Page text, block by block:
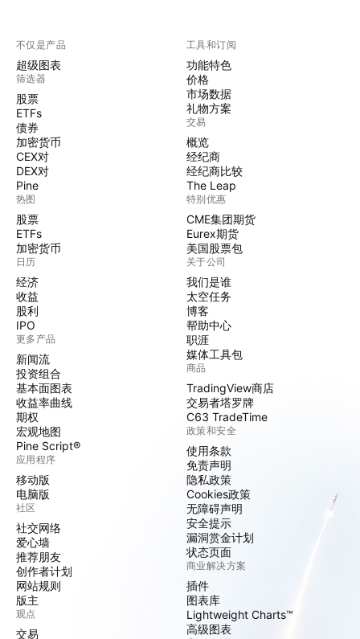
不仅是产品
超级图表
筛选器
股票
ETFs
债券
加密货币
CEX对
DEX对
Pine
热图
股票
ETFs
加密货币
日历
经济
收益
股利
IPO
更多产品
新闻流
投资组合
基本面图表
收益率曲线
期权
宏观地图
Pine Script®
应用程序
移动版
电脑版
社区
社交网络
爱心墙
推荐朋友
创作者计划
网站规则
版主
观点
交易
工具和订阅
功能特色
价格
市场数据
礼物方案
交易
概览
经纪商
经纪商比较
The Leap
特别优惠
CME集团期货
Eurex期货
美国股票包
关于公司
我们是谁
太空任务
博客
帮助中心
职涯
媒体工具包
商品
TradingView商店
交易者塔罗牌
C63 TradeTime
政策和安全
使用条款
免责声明
隐私政策
Cookies政策
无障碍声明
安全提示
漏洞赏金计划
状态页面
商业解决方案
插件
图表库
Lightweight Charts™
高级图表